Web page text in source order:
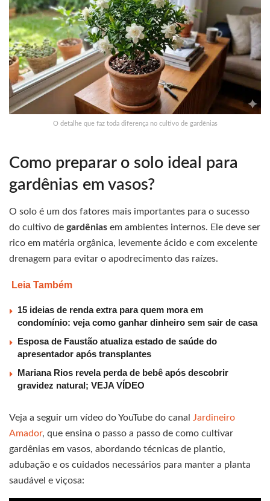
O detalhe que faz toda diferença no cultivo de gardênias
Como preparar o solo ideal para
gardênias em vasos?
O solo é um dos fatores mais importantes para o sucesso
do cultivo de gardênias em ambientes internos. Ele deve ser
rico em matéria orgânica, levemente ácido e com excelente
drenagem para evitar o apodrecimento das raízes.
Leia Também
15 ideias de renda extra para quem mora em
condomínio: veja como ganhar dinheiro sem sair de casa
Esposa de Faustão atualiza estado de saúde do
apresentador após transplantes
Mariana Rios revela perda de bebê após descobrir
gravidez natural; VEJA VÍDEO
Veja a seguir um vídeo do YouTube do canal Jardineiro
Amador, que ensina o passo a passo de como cultivar
gardênias em vasos, abordando técnicas de plantio,
adubação e os cuidados necessários para manter a planta
saudável e viçosa: